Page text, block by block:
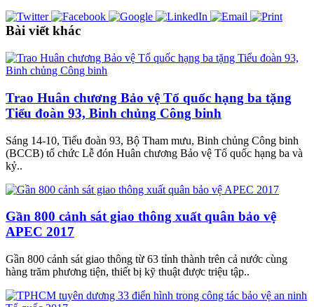
Bài viết khác
Trao Huân chương Bảo vệ Tổ quốc hạng ba tặng
Tiểu đoàn 93, Binh chủng Công binh
Sáng 14-10, Tiểu đoàn 93, Bộ Tham mưu, Binh chủng Công binh
(BCCB) tổ chức Lễ đón Huân chương Bảo vệ Tổ quốc hạng ba và
kỷ..
Gần 800 cảnh sát giao thông xuất quân bảo vệ
APEC 2017
Gần 800 cảnh sát giao thông từ 63 tỉnh thành trên cả nước cùng
hàng trăm phương tiện, thiết bị kỹ thuật được triệu tập..